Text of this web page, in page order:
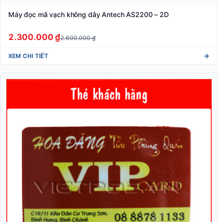
Máy đọc mã vạch không dây Antech AS2200 – 2D
2.300.000 ₫2.600.000 ₫
XEM CHI TIẾT